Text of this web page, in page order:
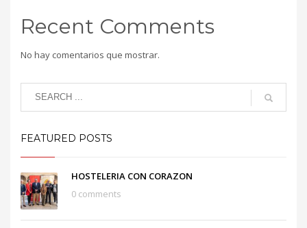
Recent Comments
No hay comentarios que mostrar.
FEATURED POSTS
HOSTELERIA CON CORAZON
0 comments